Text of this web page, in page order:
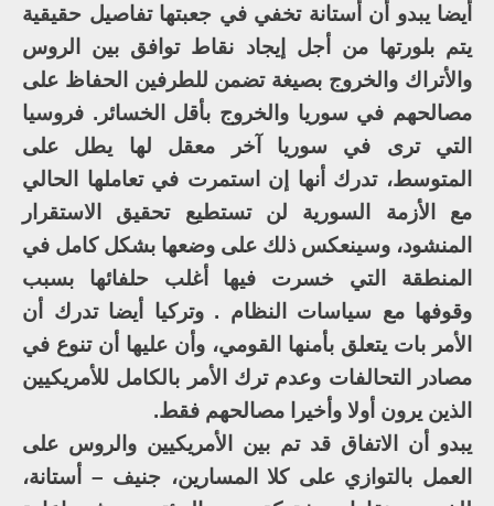
أيضا يبدو أن أستانة تخفي في جعبتها تفاصيل حقيقية
يتم بلورتها من أجل إيجاد نقاط توافق بين الروس
والأتراك والخروج بصيغة تضمن للطرفين الحفاظ على
مصالحهم في سوريا والخروج بأقل الخسائر. فروسيا
التي ترى في سوريا آخر معقل لها يطل على
المتوسط، تدرك أنها إن استمرت في تعاملها الحالي
مع الأزمة السورية لن تستطيع تحقيق الاستقرار
المنشود، وسينعكس ذلك على وضعها بشكل كامل في
المنطقة التي خسرت فيها أغلب حلفائها بسبب
وقوفها مع سياسات النظام . وتركيا أيضا تدرك أن
الأمر بات يتعلق بأمنها القومي، وأن عليها أن تنوع في
مصادر التحالفات وعدم ترك الأمر بالكامل للأمريكيين
الذين يرون أولا وأخيرا مصالحهم فقط.
يبدو أن الاتفاق قد تم بين الأمريكيين والروس على
العمل بالتوازي على كلا المسارين، جنيف – أستانة،